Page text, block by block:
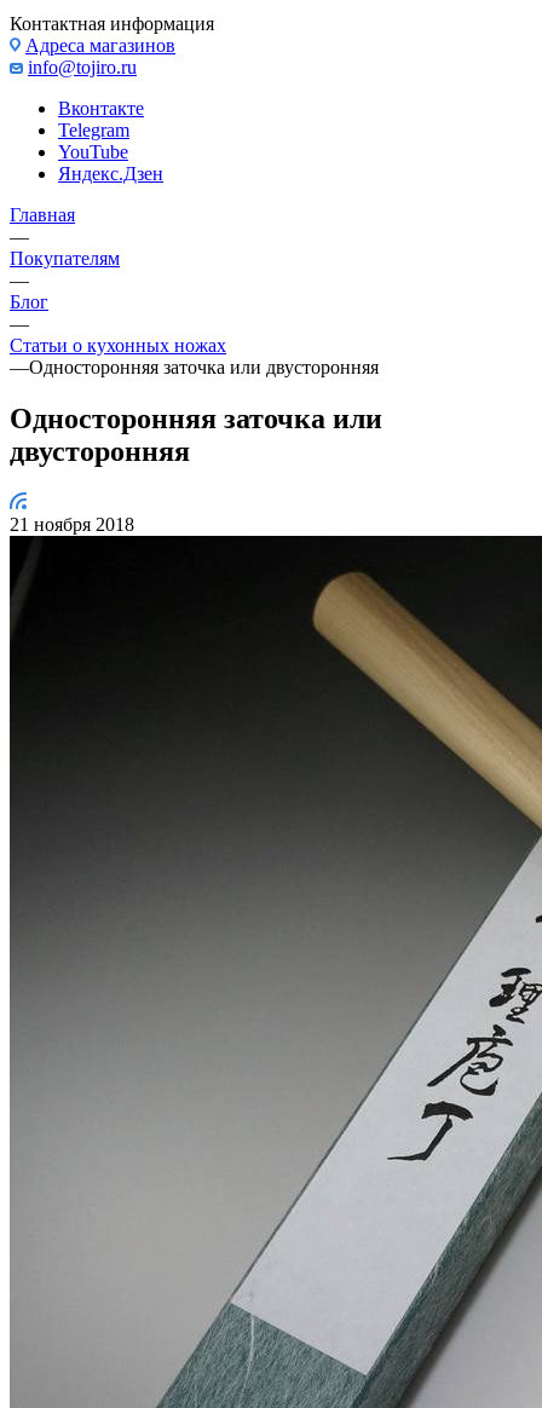
Контактная информация
Адреса магазинов
info@tojiro.ru
Вконтакте
Telegram
YouTube
Яндекс.Дзен
Главная
—
Покупателям
—
Блог
—
Статьи о кухонных ножах
—Односторонняя заточка или двусторонняя
Односторонняя заточка или
двусторонняя
21 ноября 2018